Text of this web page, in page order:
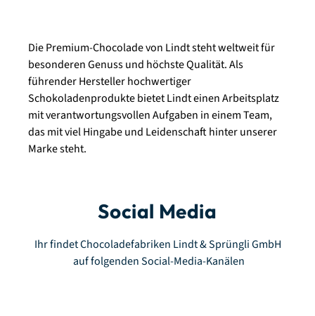
Die Premium-Chocolade von Lindt steht weltweit für
besonderen Genuss und höchste Qualität. Als
führender Hersteller hochwertiger
Schokoladenprodukte bietet Lindt einen Arbeitsplatz
mit verantwortungsvollen Aufgaben in einem Team,
das mit viel Hingabe und Leidenschaft hinter unserer
Marke steht.
Social Media
Ihr findet Chocoladefabriken Lindt & Sprüngli GmbH
auf folgenden Social-Media-Kanälen